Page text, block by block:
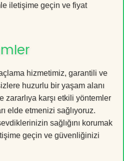
iletişime geçin ve fiyat
hizmetimiz, garantili ve
huzurlu bir yaşam alanı
zararlıya karşı etkili yöntemler
elde etmenizi sağlıyoruz.
sağlığını korumak
geçin ve güvenliğinizi